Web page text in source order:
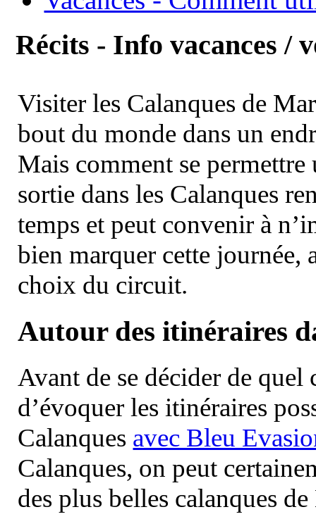
Récits - Info vacances /
Visiter les Calanques de
bout du monde dans un
Mais comment se permettre
sortie dans les Calanques
temps et peut convenir à
bien marquer cette journée,
choix du circuit.
Autour des itinéraires
Avant de se décider de
d’évoquer les itinéraires
Calanques avec Bleu
Calanques, on peut
des plus belles calanques